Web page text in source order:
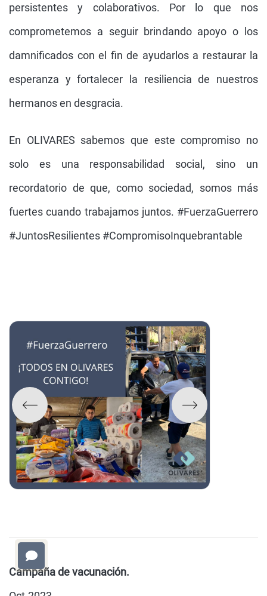
persistentes y colaborativos. Por lo que nos
comprometemos a seguir brindando apoyo o los
damnificados con el fin de ayudarlos a restaurar la
esperanza y fortalecer la resiliencia de nuestros
hermanos en desgracia.
En OLIVARES sabemos que este compromiso no
solo es una responsabilidad social, sino un
recordatorio de que, como sociedad, somos más
fuertes cuando trabajamos juntos. #FuerzaGuerrero
#JuntosResilientes #CompromisoInquebrantable
Campaña de vacunación.